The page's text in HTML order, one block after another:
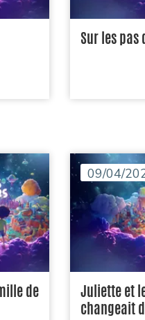
Sur les pas
de
09/04/
Juliette et
changeait